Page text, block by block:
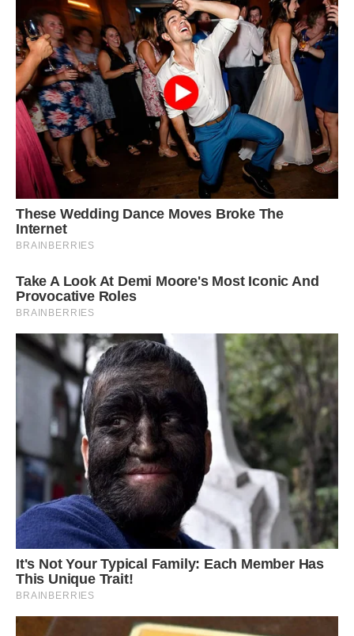
Facebook!